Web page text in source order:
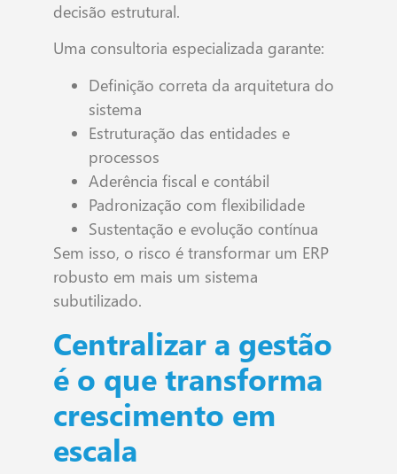
decisão estrutural.
Uma consultoria especializada garante:
Definição correta da arquitetura do
sistema
Estruturação das entidades e
processos
Aderência fiscal e contábil
Padronização com flexibilidade
Sustentação e evolução contínua
Sem isso, o risco é transformar um ERP
robusto em mais um sistema
subutilizado.
Centralizar a gestão
é o que transforma
crescimento em
escala